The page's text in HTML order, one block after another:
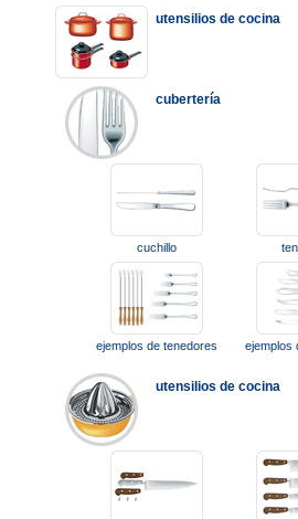
utensilios de cocina
cubertería
cuchillo
ejemplos de tenedores ejemplos
utensilios de cocina